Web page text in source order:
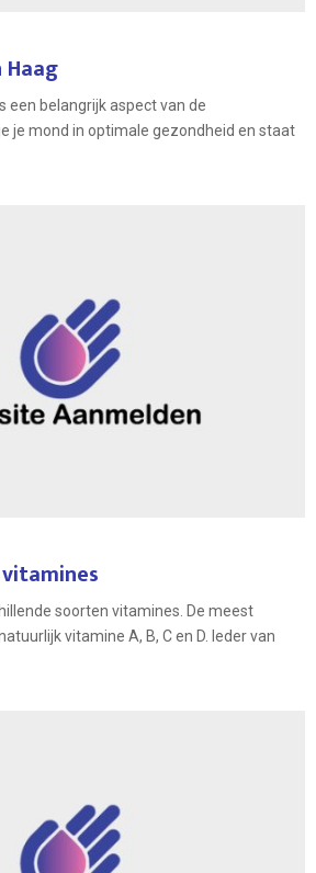
een belangrijk aspect van de
je mond in optimale gezondheid en staat
soorten vitamines. De meest
vitamine A, B, C en D. Ieder van